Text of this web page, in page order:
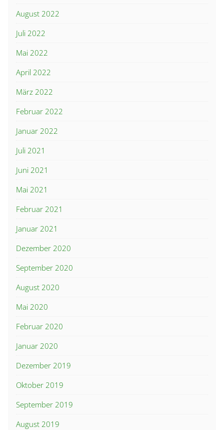
August 2022
Juli 2022
Mai 2022
April 2022
März 2022
Februar 2022
Januar 2022
Juli 2021
Juni 2021
Mai 2021
Februar 2021
Januar 2021
Dezember 2020
September 2020
August 2020
Mai 2020
Februar 2020
Januar 2020
Dezember 2019
Oktober 2019
September 2019
August 2019